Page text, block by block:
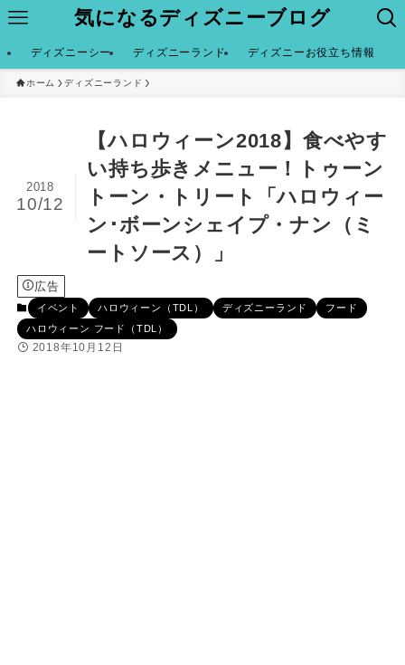
気になるディズニーブログ
ディズニーシー ディズニーランド ディズニーお役立ち情報
ホーム ディズニーランド
【ハロウィーン2018】食べやす
い持ち歩きメニュー！トゥーン
トーン・トリート「ハロウィー
ン･ボーンシェイプ・ナン（ミ
ートソース）」
2018
10/12
広告
イベント ハロウィーン（TDL） ディズニーランド
フード
ハロウィーン フード（TDL）
2018年10月12日